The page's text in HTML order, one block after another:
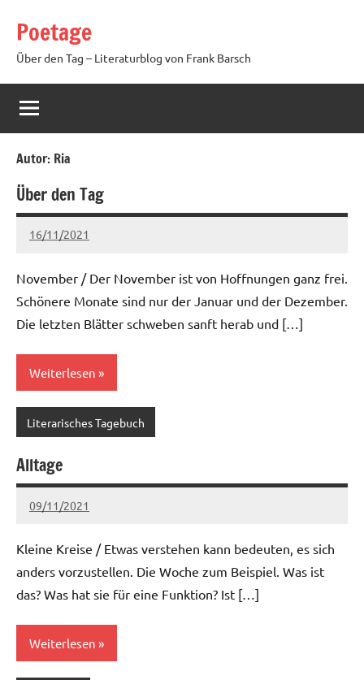
Inhalt
springen
Poetage
Über den Tag – Literaturblog von Frank Barsch
Autor: Ria
Über den Tag
16/11/2021
Ria
Keine
November / Der November ist von Hoffnungen ganz frei.
Schönere Monate sind nur der Januar und der Dezember.
Die letzten Blätter schweben sanft herab und […]
Weiterlesen
Literarisches Tagebuch
Alltage
09/11/2021
Ria
1 Kommentar
Kleine Kreise / Etwas verstehen kann bedeuten, es sich
anders vorzustellen. Die Woche zum Beispiel. Was ist
das? Was hat sie für eine Funktion? Ist […]
Weiterlesen